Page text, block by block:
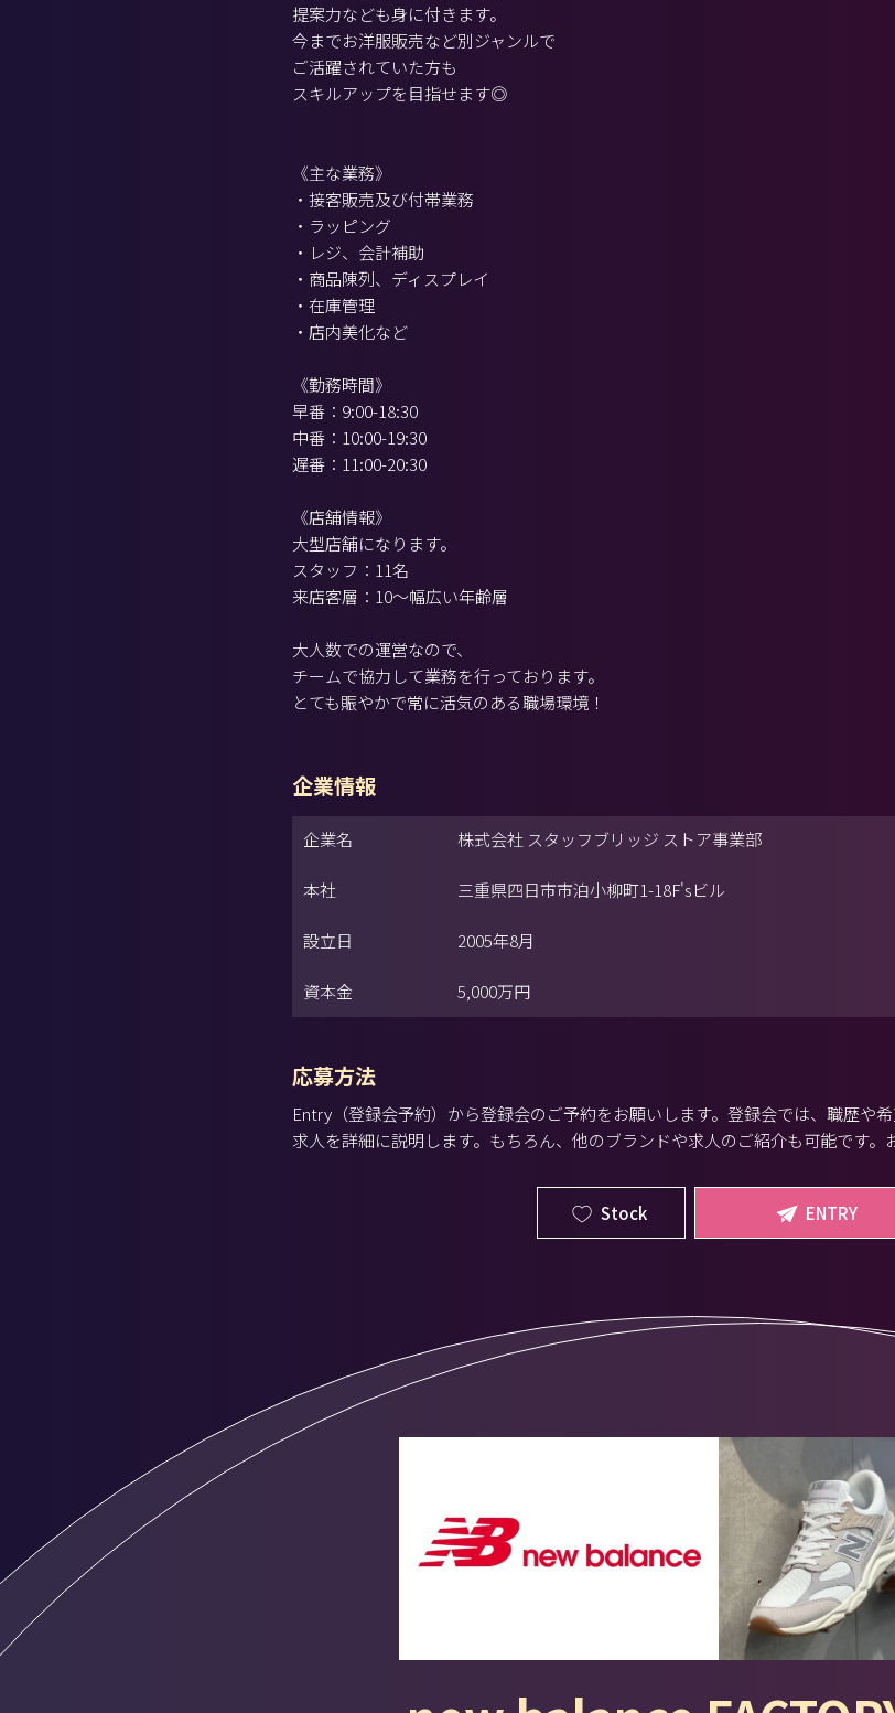
提案力なども身に付きます。
今までお洋服販売など別ジャンルで
ご活躍されていた方も
スキルアップを目指せます◎
《主な業務》
・接客販売及び付帯業務
・ラッピング
・レジ、会計補助
・商品陳列、ディスプレイ
・在庫管理
・店内美化など
《勤務時間》
早番：9:00-18:30
中番：10:00-19:30
遅番：11:00-20:30
《店舗情報》
大型店舗になります。
スタッフ：11名
来店客層：10～幅広い年齢層
大人数での運営なので、
チームで協力して業務を行っております。
とても賑やかで常に活気のある職場環境！
企業情報
企業名 株式会社 スタッフブリッジ ストア事業部
本社 三重県四日市市泊小柳町1-18F'sビル
設立日 2005年8月
資本金 5,000万円
応募方法
Entry（登録会予約）から登録会のご予約をお願いします。登録会では、職歴や
求人を詳細に説明します。もちろん、他のブランドや求人のご紹介も可能です。
Stock ENTRY